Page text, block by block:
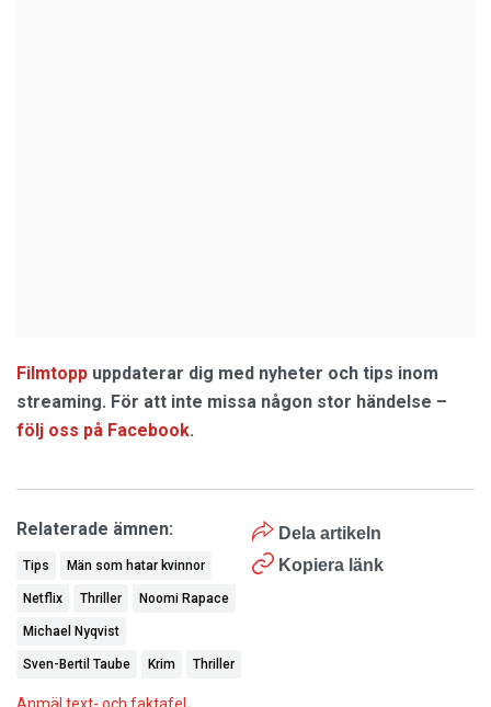
Filmtopp uppdaterar dig med nyheter och tips inom
streaming. För att inte missa någon stor händelse –
följ oss på Facebook.
Dela artikeln
Kopiera länk
Relaterade ämnen:
Tips Män som hatar kvinnor
Netflix Thriller Noomi Rapace
Michael Nyqvist
Sven-Bertil Taube Krim Thriller